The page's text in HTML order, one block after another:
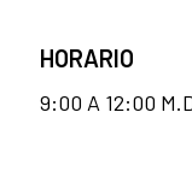
HORARIO
9:00 A 12:00